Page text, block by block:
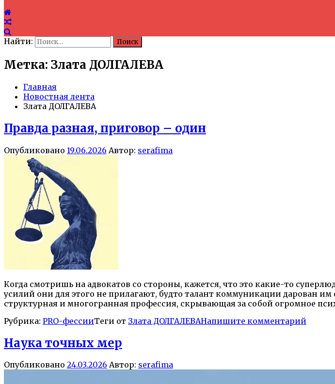
Найти:
Метка: Злата ДОЛГАЛЕВА
Главная
Новостная лента
Злата ДОЛГАЛЕВА
Правда разная, приговор – один
Опубликовано 19.06.2026 Автор: serafima
Когда смотришь на адвокатов со стороны, кажется, что это какие-то
усилий они для этого не прилагают, будто талант коммуникации дарован
структурная и многогранная профессия, скрывающая за собой огромное
Рубрика: PRO-фессииТеги от Злата ДОЛГАЛЕВАНапишите комментарий
Наука точных мер
Опубликовано 24.03.2026 Автор: serafima